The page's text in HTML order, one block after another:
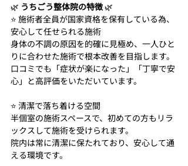
🌿 うちごう整体院の特徴 🌿
⭐ 施術者全員が国家資格を保有している為、
安心して任せられる施術
身体の不調の原因を的確に見極め、一人ひと
りに合わせた施術で根本改善を目指します。
口コミでも「症状が楽になった」「丁寧で安
心」と高評価をいただいています。
⭐ 清潔で落ち着ける空間
半個室の施術スペースで、初めての方もリラ
ックスして施術を受けられます。
院内は常に清潔に保たれており、安心して通
える環境です。